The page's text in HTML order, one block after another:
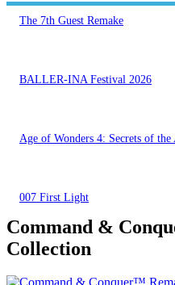
The 7th Guest Remake
BALLER-INA Festival 2026
Age of Wonders 4: Secrets of the
007 First Light
Command &
Collection